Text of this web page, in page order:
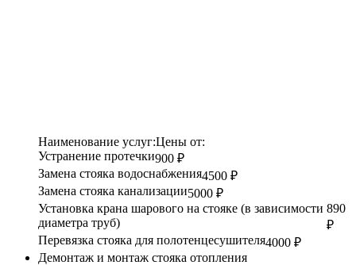
Наименование услуг:Цены от:
Устранение протечки900 ₽
Замена стояка водоснабжения4500 ₽
Замена стояка канализации5000 ₽
Установка крана шарового на стояке (в зависимости
диаметра труб)
890
₽
Перевязка стояка для полотенцесушителя4000 ₽
Демонтаж и монтаж стояка отопления